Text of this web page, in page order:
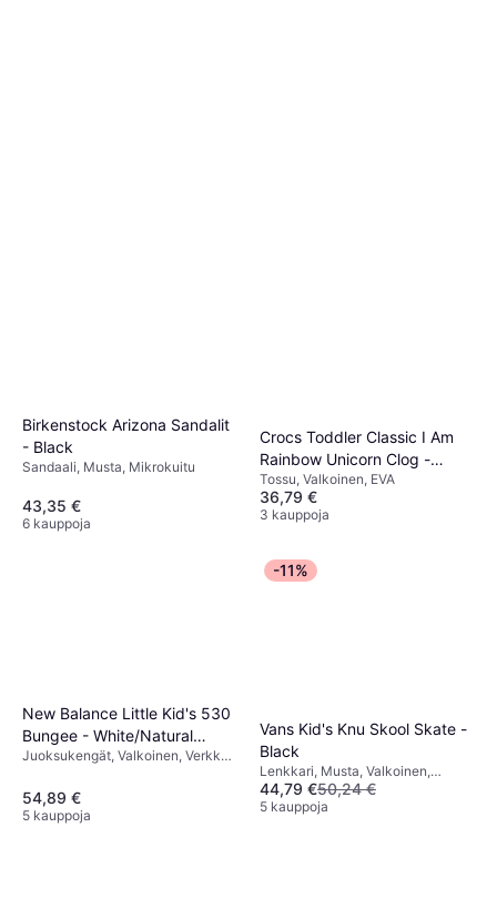
Birkenstock Arizona Sandalit
- Black
Sandaali, Musta, Mikrokuitu
43,35 €
6 kauppoja
Crocs Toddler Classic I Am
Rainbow Unicorn Clog -
Chalk
Tossu, Valkoinen, EVA
36,79 €
3 kauppoja
New Balance Little Kid's 530
Bungee - White/Natural
Indigo/Silver Metallic
Juoksukengät, Valkoinen, Verkko,
54,89 €
5 kauppoja
-11%
Vans Kid's Knu Skool Skate -
Black
Lenkkari, Musta, Valkoinen,
Kangas, Nahka, Tekstiili,
Säämiskä
44,79 €50,24 €
5 kauppoja